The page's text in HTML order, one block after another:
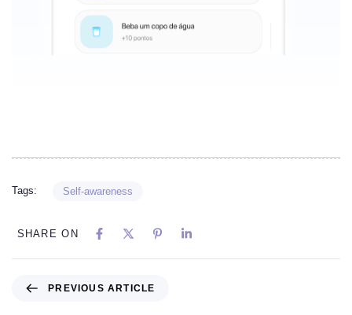
Tags: Self-awareness
SHARE ON
PREVIOUS ARTICLE